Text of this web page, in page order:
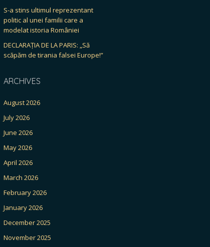
S-a stins ultimul reprezentant
politic al unei familii care a
modelat istoria României
DECLARAȚIA DE LA PARIS: „Să
scăpăm de tirania falsei Europe!”
ARCHIVES
August 2026
July 2026
June 2026
May 2026
April 2026
March 2026
February 2026
January 2026
December 2025
November 2025